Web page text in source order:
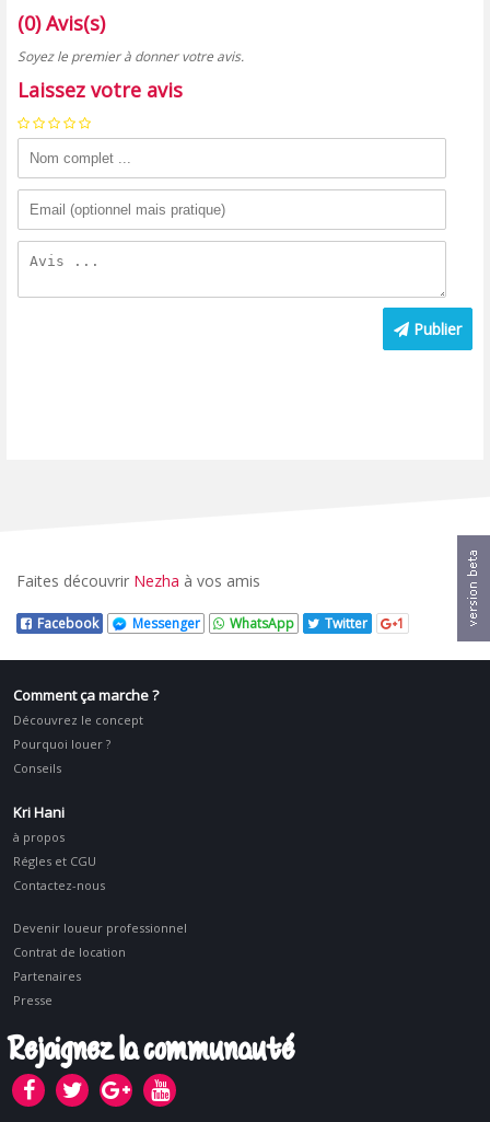
(0) Avis(s)
Soyez le premier à donner votre avis.
Laissez votre avis
Publier
Faites découvrir Nezha à vos amis
Facebook Messenger WhatsApp Twitter 1
Comment ça marche ?
Découvrez le concept
Pourquoi louer ?
Conseils
Kri Hani
à propos
Régles et CGU
Contactez-nous
Devenir loueur professionnel
Contrat de location
Partenaires
Presse
Rejoignez la communauté